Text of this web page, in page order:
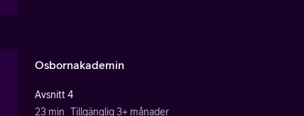
Osbornakademin
Avsnitt 4
23 min Tillgänglig 3+ månader